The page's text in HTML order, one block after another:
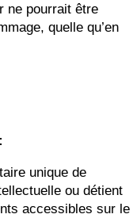
ne pourrait être
quelle qu’en
unique de
ou détient
accessibles sur le